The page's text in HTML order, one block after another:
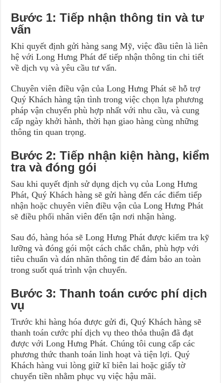
Bước 1: Tiếp nhận thông tin và tư
vấn
Khi quyết định gửi hàng sang Mỹ, việc đầu tiên là liên
hệ với Long Hưng Phát để tiếp nhận thông tin chi tiết
về dịch vụ và yêu cầu tư vấn.
Chuyên viên điều vận của Long Hưng Phát sẽ hỗ trợ
Quý Khách hàng tận tình trong việc chọn lựa phương
pháp vận chuyển phù hợp nhất với nhu cầu, và cung
cấp ngày khởi hành, thời hạn giao hàng cùng những
thông tin quan trọng.
Bước 2: Tiếp nhận kiện hàng, kiểm
tra và đóng gói
Sau khi quyết định sử dụng dịch vụ của Long Hưng
Phát, Quý Khách hàng sẽ gửi hàng đến các điểm tiếp
nhận hoặc chuyên viên điều vận của Long Hưng Phát
sẽ điều phối nhân viên đến tận nơi nhận hàng.
Sau đó, hàng hóa sẽ Long Hưng Phát được kiểm tra kỹ
lưỡng và đóng gói một cách chắc chắn, phù hợp với
tiêu chuẩn và dán nhãn thông tin để đảm bảo an toàn
trong suốt quá trình vận chuyển.
Bước 3: Thanh toán cước phí dịch
vụ
Trước khi hàng hóa được gửi đi, Quý Khách hàng sẽ
thanh toán cước phí dịch vụ theo thỏa thuận đã đạt
được với Long Hưng Phát. Chúng tôi cung cấp các
phương thức thanh toán linh hoạt và tiện lợi. Quý
Khách hàng vui lòng giữ kĩ biên lai hoặc giấy tờ
chuyển tiền nhằm phục vụ việc hậu mãi.